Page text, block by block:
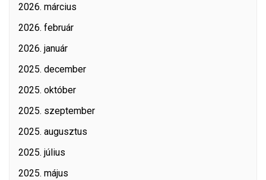
2026. március
2026. február
2026. január
2025. december
2025. október
2025. szeptember
2025. augusztus
2025. július
2025. május